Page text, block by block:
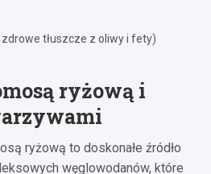
zdrowe tłuszcze z oliwy i fety)
ryżową i
ryżową to doskonałe źródło
węglowodanów, które